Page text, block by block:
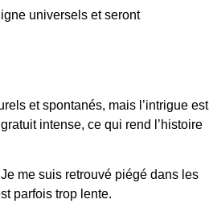
universels et seront
et spontanés, mais l’intrigue est
intense, ce qui rend l’histoire
me suis retrouvé piégé dans les
parfois trop lente.